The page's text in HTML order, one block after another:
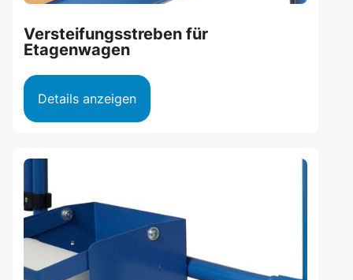
Versteifungsstreben für
Etagenwagen
Details anzeigen